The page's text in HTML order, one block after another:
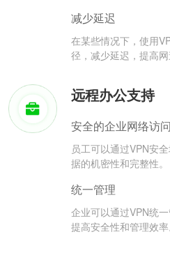
减少延迟
在某些情况下，使用
径，减少延迟，提高网
远程办公支持
安全的企业网络访问
员工可以通过VPN安
据的机密性和完整性。
统一管理
企业可以通过VPN统
提高安全性和管理效率